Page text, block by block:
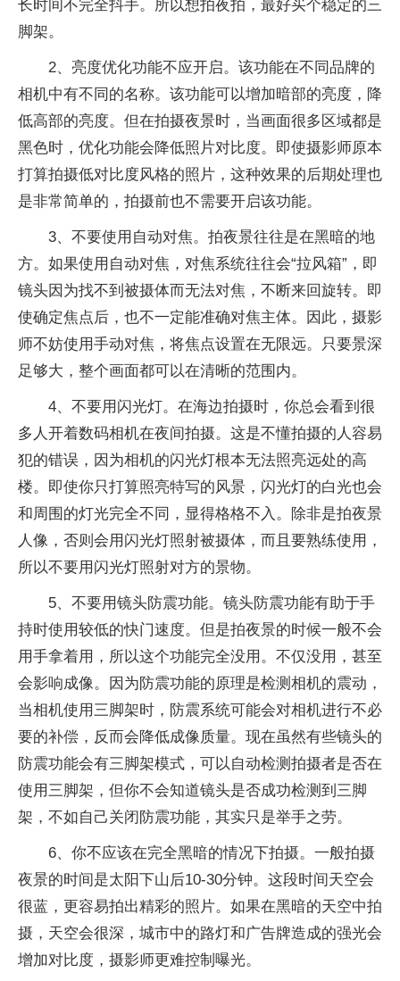
长时间不完全抖手。所以想拍夜拍，最好买个稳定的三
脚架。
2、亮度优化功能不应开启。该功能在不同品牌的
相机中有不同的名称。该功能可以增加暗部的亮度，降
低高部的亮度。但在拍摄夜景时，当画面很多区域都是
黑色时，优化功能会降低照片对比度。即使摄影师原本
打算拍摄低对比度风格的照片，这种效果的后期处理也
是非常简单的，拍摄前也不需要开启该功能。
3、不要使用自动对焦。拍夜景往往是在黑暗的地
方。如果使用自动对焦，对焦系统往往会“拉风箱”，即
镜头因为找不到被摄体而无法对焦，不断来回旋转。即
使确定焦点后，也不一定能准确对焦主体。因此，摄影
师不妨使用手动对焦，将焦点设置在无限远。只要景深
足够大，整个画面都可以在清晰的范围内。
4、不要用闪光灯。在海边拍摄时，你总会看到很
多人开着数码相机在夜间拍摄。这是不懂拍摄的人容易
犯的错误，因为相机的闪光灯根本无法照亮远处的高
楼。即使你只打算照亮特写的风景，闪光灯的白光也会
和周围的灯光完全不同，显得格格不入。除非是拍夜景
人像，否则会用闪光灯照射被摄体，而且要熟练使用，
所以不要用闪光灯照射对方的景物。
5、不要用镜头防震功能。镜头防震功能有助于手
持时使用较低的快门速度。但是拍夜景的时候一般不会
用手拿着用，所以这个功能完全没用。不仅没用，甚至
会影响成像。因为防震功能的原理是检测相机的震动，
当相机使用三脚架时，防震系统可能会对相机进行不必
要的补偿，反而会降低成像质量。现在虽然有些镜头的
防震功能会有三脚架模式，可以自动检测拍摄者是否在
使用三脚架，但你不会知道镜头是否成功检测到三脚
架，不如自己关闭防震功能，其实只是举手之劳。
6、你不应该在完全黑暗的情况下拍摄。一般拍摄
夜景的时间是太阳下山后10-30分钟。这段时间天空会
很蓝，更容易拍出精彩的照片。如果在黑暗的天空中拍
摄，天空会很深，城市中的路灯和广告牌造成的强光会
增加对比度，摄影师更难控制曝光。